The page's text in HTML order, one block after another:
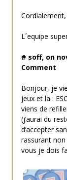
Cordialement,
L´equipe
# soff, on
Comment
Bonjour, je
jeux et la :
viens de
(j’aurai du
d’accepter
rassurant non
vous je dois